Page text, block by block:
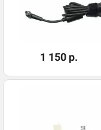
1 150 р.